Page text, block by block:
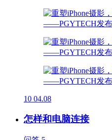
10 04.08
怎样和电脑连接